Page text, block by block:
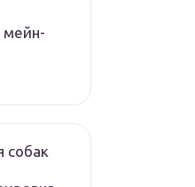
мейн-
собак